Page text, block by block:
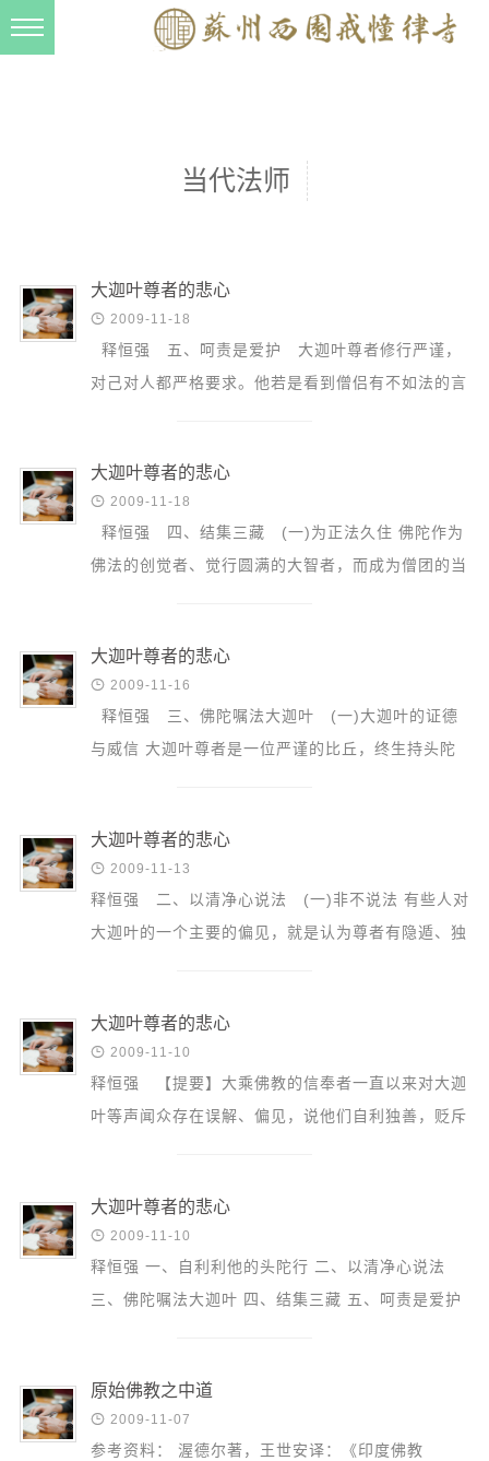
寺院管理
戒幢春秋
档案管理
音频视频
弘法书籍
助印功德
西园法讯
义工家园
观自在禅修营
教理研究
戒幢论坛
寺院巡览
活动记录
搜索
当代法师
大迦叶尊者的悲心
 2009-11-18
释恒强 五、呵责是爱护 大迦叶尊者修行严谨，
对己对人都严格要求。他若是看到僧侣有不如法的言
大迦叶尊者的悲心
 2009-11-18
释恒强 四、结集三藏 (一)为正法久住 佛陀作为
佛法的创觉者、觉行圆满的大智者，而成为僧团的当
大迦叶尊者的悲心
 2009-11-16
释恒强 三、佛陀嘱法大迦叶 (一)大迦叶的证德
与威信 大迦叶尊者是一位严谨的比丘，终生持头陀
大迦叶尊者的悲心
 2009-11-13
释恒强 二、以清净心说法 (一)非不说法 有些人对
大迦叶的一个主要的偏见，就是认为尊者有隐遁、独
大迦叶尊者的悲心
 2009-11-10
释恒强 【提要】大乘佛教的信奉者一直以来对大迦
叶等声闻众存在误解、偏见，说他们自利独善，贬斥
大迦叶尊者的悲心
 2009-11-10
释恒强 一、自利利他的头陀行 二、以清净心说法
三、佛陀嘱法大迦叶 四、结集三藏 五、呵责是爱护
原始佛教之中道
 2009-11-07
参考资料： 渥德尔著，王世安译：《印度佛教